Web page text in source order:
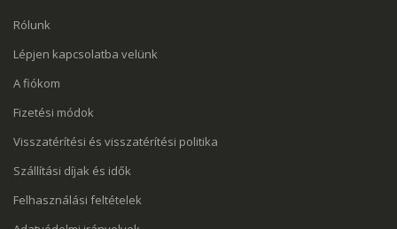
Rólunk
Lépjen kapcsolatba velünk
A fiókom
Fizetési módok
Visszatérítési és visszatérítési politika
Szállítási díjak és idők
Felhasználási feltételek